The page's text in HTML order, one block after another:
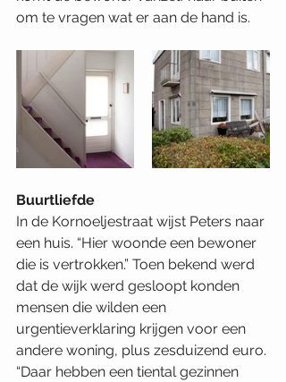
om te vragen wat er aan de hand is.
Buurtliefde
In de Kornoeljestraat wijst Peters naar
een huis. “Hier woonde een bewoner
die is vertrokken.” Toen bekend werd
dat de wijk werd gesloopt konden
mensen die wilden een
urgentieverklaring krijgen voor een
andere woning, plus zesduizend euro.
“Daar hebben een tiental gezinnen